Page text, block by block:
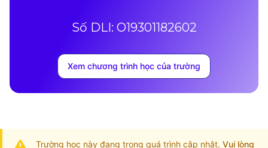
Số DLI: O19301182602
Xem chương trình học của trường
Trường học này đang trong quá trình cập nhật. Vui lòng